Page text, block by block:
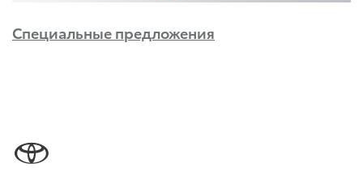
Специальные предложения